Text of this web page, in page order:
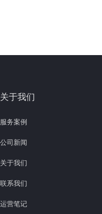
关于我们
服务案例
公司新闻
关于我们
联系我们
运营笔记